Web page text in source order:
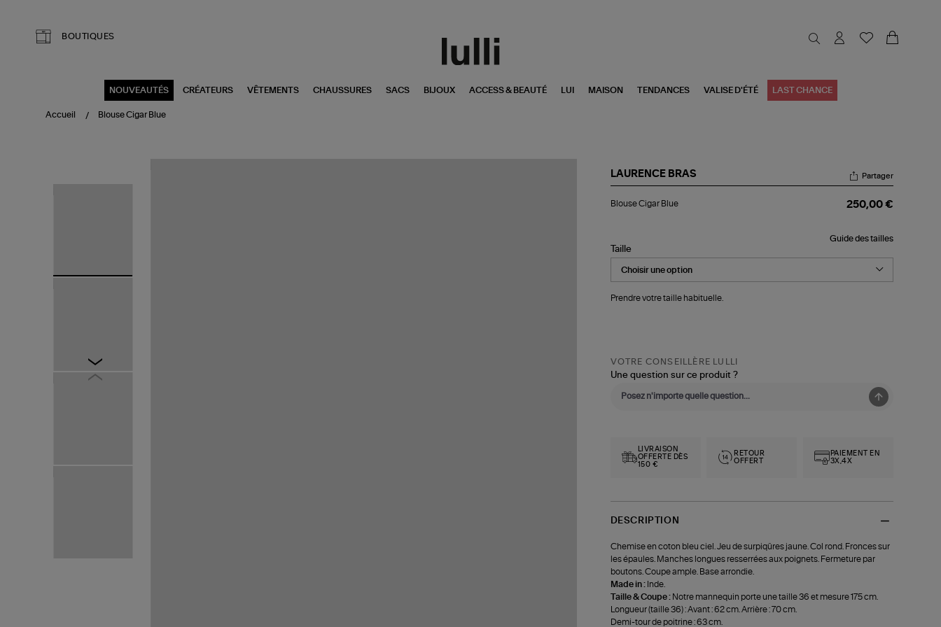
BOUTIQUES
NOUVEAUTÉS CRÉATEURS VÊTEMENTS CHAUSSURES SACS BIJOUX ACCESS & BEAUTÉ LUI MAISON TENDANCES VALISE D'ÉTÉ LAST CHANCE
Accueil Blouse Cigar Blue
LAURENCE BRAS
Cigar
Partager
Blouse Cigar Blue 250,00 €
Guide des tailles
Taille
Prendre votre taille habituelle.
VOTRE CONSEILLÈRE LULLI
Une question sur ce produit ?
LIVRAISON
OFFERTE DÈS
150 €
RETOUR
OFFERT
PAIEMENT EN
3X,4X
DESCRIPTION
Chemise en coton bleu ciel. Jeu de surpiqûres jaune. Col rond. Fronces sur
les épaules. Manches longues resserrées aux poignets. Fermeture par
boutons. Coupe ample. Base arrondie.
Made in : Inde.
Taille & Coupe : Notre mannequin porte une taille 36 et mesure 175 cm.
Longueur (taille 36) : Avant : 62 cm. Arrière : 70 cm.
Demi-tour de poitrine : 63 cm.